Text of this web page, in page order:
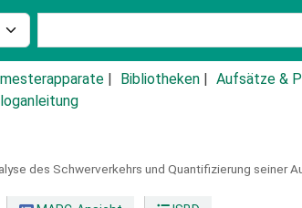
Bibliotheken Aufsätze &
des Schwerverkehrs und Quantifizierung seiner